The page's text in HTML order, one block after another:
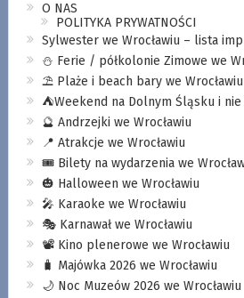
O NAS
POLITYKA PRYWATNOŚCI
Sylwester we Wrocławiu – lista
⛄️ Ferie / półkolonie Zimowe we
⛱️ Plaże i beach bary we Wrocławiu
⛺️Weekend na Dolnym Śląsku i
🔮 Andrzejki we Wrocławiu
📍 Atrakcje we Wrocławiu
🎟️ Bilety na wydarzenia we
🎃 Halloween we Wrocławiu
🎤 Karaoke we Wrocławiu
🎭 Karnawał we Wrocławiu
📽️ Kino plenerowe we Wrocławiu
🧳 Majówka 2026 we Wrocławiu
🌙 Noc Muzeów 2026 we Wrocławiu